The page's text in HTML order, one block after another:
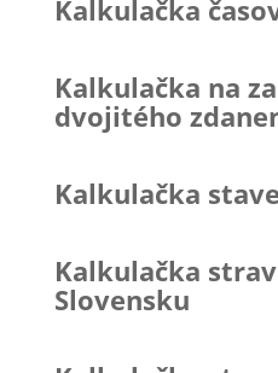
Kalkulačka
Kalkulačka na
dvojitého
Kalkulačka
Kalkulačka
Slovensku